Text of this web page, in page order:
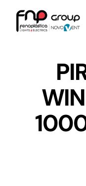
Iluminación